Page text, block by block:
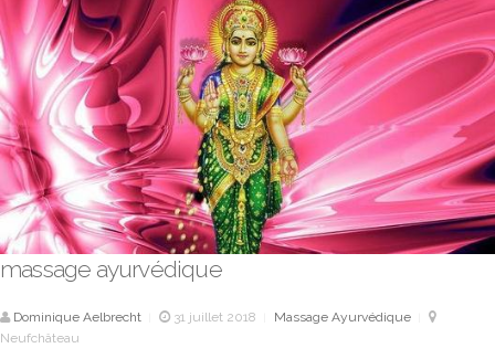
massage ayurvédique
Dominique Aelbrecht 31 juillet 2018 Massage Ayurvédique
Neufchâteau